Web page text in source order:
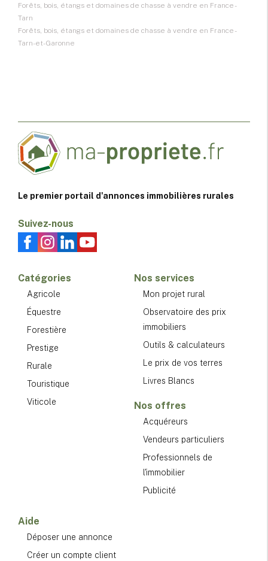
Forêts, bois, étangs et domaines de chasse à vendre en France -
Tarn
Forêts, bois, étangs et domaines de chasse à vendre en France -
Tarn-et-Garonne
Le premier portail d'annonces immobilières rurales
Suivez-nous
Catégories
Agricole
Équestre
Forestière
Prestige
Rurale
Touristique
Viticole
Nos services
Mon projet rural
Observatoire des prix
immobiliers
Outils & calculateurs
Le prix de vos terres
Livres Blancs
Nos offres
Acquéreurs
Vendeurs particuliers
Professionnels de
l'immobilier
Publicité
Aide
Déposer une annonce
Créer un compte client